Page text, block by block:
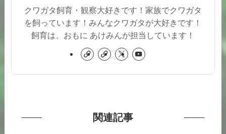
クワガタ飼育・観察大好きです！家族でクワガタ
を飼っています！みんなクワガタが大好きです！
飼育は、おもに あけみんが担当しています！
関連記事